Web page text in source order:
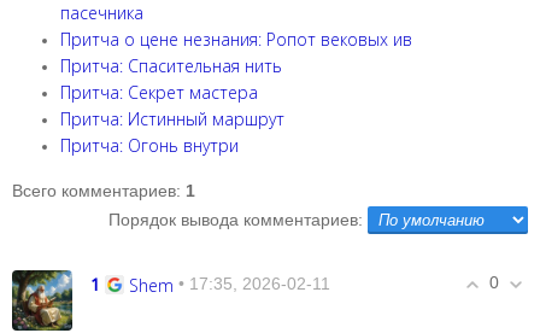
пасечника
Притча о цене незнания: Ропот вековых ив
Притча: Спасительная нить
Притча: Секрет мастера
Притча: Истинный маршрут
Притча: Огонь внутри
Всего комментариев: 1
Порядок вывода комментариев:
0
1 Shem • 17:35, 2026-02-11